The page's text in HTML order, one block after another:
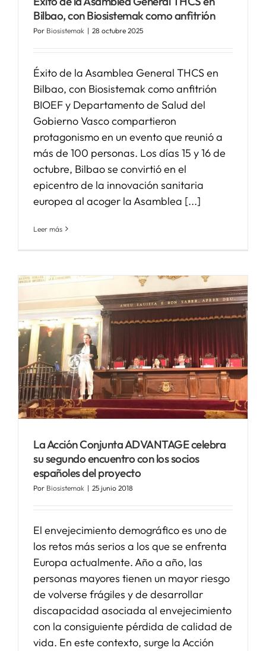
SERVICIOS
APOYO I+D+I
NOTICIAS
Bilbao, con Biosistemak como anfitrión
Por Biosistemak | 28 octubre 2025
Éxito de la Asamblea General THCS en
Bilbao, con Biosistemak como anfitrión
BIOEF y Departamento de Salud del
Gobierno Vasco compartieron
protagonismo en un evento que reunió a
más de 100 personas. Los días 15 y 16 de
octubre, Bilbao se convirtió en el
epicentro de la innovación sanitaria
europea al acoger la Asamblea [...]
Leer más
La Acción Conjunta ADVANTAGE celebra
su segundo encuentro con los socios
españoles del proyecto
Por Biosistemak | 25 junio 2018
El envejecimiento demográfico es uno de
los retos más serios a los que se enfrenta
Europa actualmente. Año a año, las
personas mayores tienen un mayor riesgo
de volverse frágiles y de desarrollar
discapacidad asociada al envejecimiento
con la consiguiente pérdida de calidad de
vida. En este contexto, surge la Acción